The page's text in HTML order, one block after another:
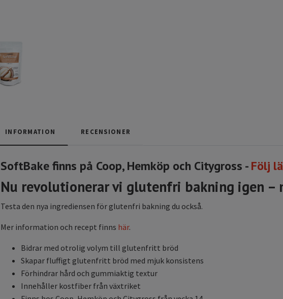
INFORMATION RECENSIONER
SoftBake finns på Coop, Hemköp och Citygross -Följ
Nu revolutionerar vi glutenfri bakning igen –
Testa den nya ingrediensen för glutenfri bakning du också.
Mer information och recept finns här.
Bidrar med otrolig volym till glutenfritt bröd
Skapar fluffigt glutenfritt bröd med mjuk konsistens
Förhindrar hård och gummiaktig textur
Innehåller kostfiber från växtriket